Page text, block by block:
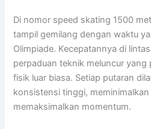
Di nomor speed skating 1500
tampil gemilang dengan waktu
Olimpiade. Kecepatannya di
perpaduan teknik meluncur yang
fisik luar biasa. Setiap putaran
konsistensi tinggi,
memaksimalkan momentum.